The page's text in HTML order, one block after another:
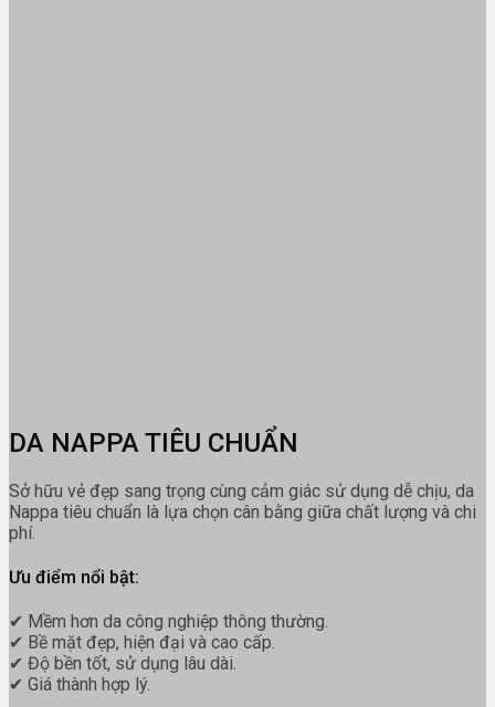
DA NAPPA TIÊU CHUẨN
Sở hữu vẻ đẹp sang trọng cùng cảm giác sử dụng dễ chịu, da
Nappa tiêu chuẩn là lựa chọn cân bằng giữa chất lượng và chi
phí.
Ưu điểm nổi bật:
✔ Mềm hơn da công nghiệp thông thường.
✔ Bề mặt đẹp, hiện đại và cao cấp.
✔ Độ bền tốt, sử dụng lâu dài.
✔ Giá thành hợp lý.